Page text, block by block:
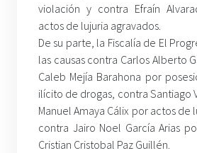
violación y contra Efraín
actos de lujuria agravados.
De su parte, la Fiscalía de El
las causas contra Carlos Alberto
Caleb Mejía Barahona por
ilícito de drogas, contra Santiago
Manuel Amaya Cálix por actos de
contra Jairo Noel García Arias
Cristian Cristobal Paz Guillén.